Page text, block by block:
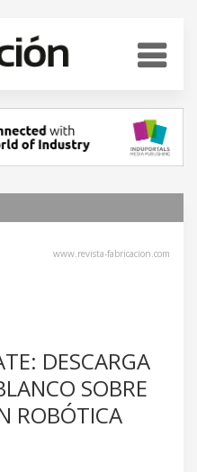
www.revista-fabricacion.com
DESCARGA
SOBRE
ROBÓTICA